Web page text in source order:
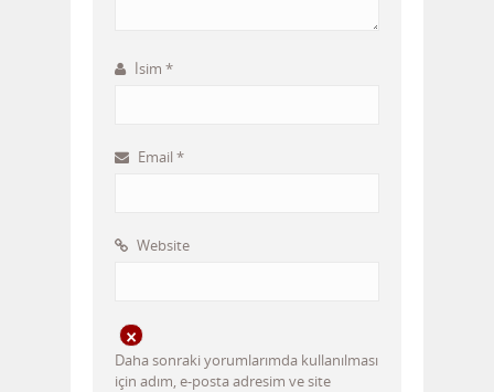
İsim *
Email *
Website
Daha sonraki yorumlarımda kullanılması
için adım, e-posta adresim ve site